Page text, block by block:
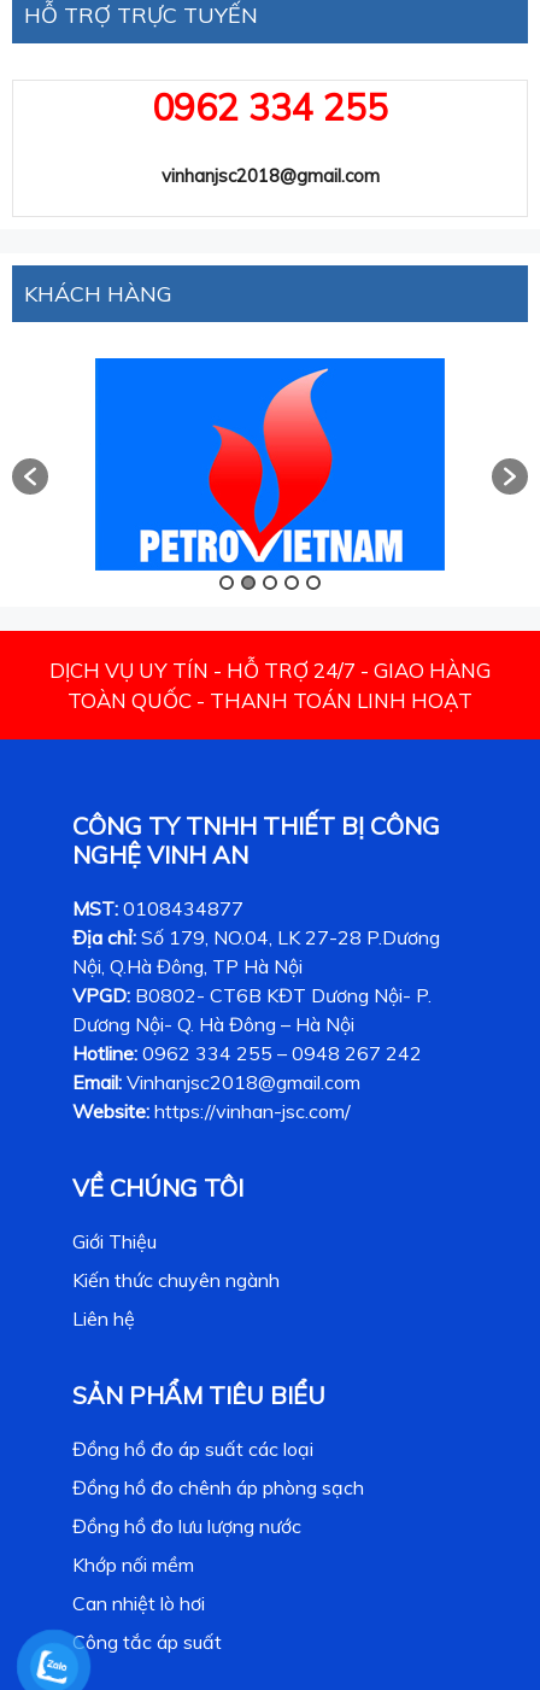
HỖ TRỢ TRỰC TUYẾN
0962 334 255
vinhanjsc2018@gmail.com
KHÁCH HÀNG
DỊCH VỤ UY TÍN - HỖ TRỢ 24/7 - GIAO HÀNG
TOÀN QUỐC - THANH TOÁN LINH HOẠT
CÔNG TY TNHH THIẾT BỊ CÔNG
NGHỆ VINH AN
MST: 0108434877
Địa chỉ: Số 179, NO.04, LK 27-28 P.Dương
Nội, Q.Hà Đông, TP Hà Nội
VPGD: B0802- CT6B KĐT Dương Nội- P.
Dương Nội- Q. Hà Đông – Hà Nội
Hotline: 0962 334 255 – 0948 267 242
Email: Vinhanjsc2018@gmail.com
Website: https://vinhan-jsc.com/
VỀ CHÚNG TÔI
Giới Thiệu
Kiến thức chuyên ngành
Liên hệ
SẢN PHẨM TIÊU BIỂU
Đồng hồ đo áp suất các loại
Đồng hồ đo chênh áp phòng sạch
Đồng hồ đo lưu lượng nước
Khớp nối mềm
Can nhiệt lò hơi
Công tắc áp suất